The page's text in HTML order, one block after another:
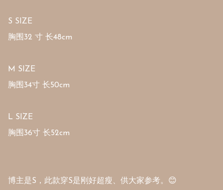
S SIZE
胸围32 寸 长48cm
M SIZE
胸围34寸 长50cm
L SIZE
胸围36寸 长52cm
博主是S，此款穿S是刚好超瘦、供大家参考。😊